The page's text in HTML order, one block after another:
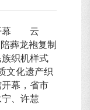
开幕 云
葬龙袍复制
织机样式
文化遗产织
幕，省市
、许慧